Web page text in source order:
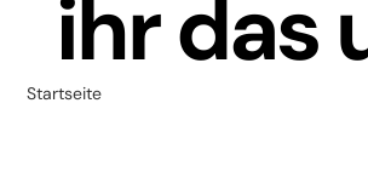
ihr das
Startseite